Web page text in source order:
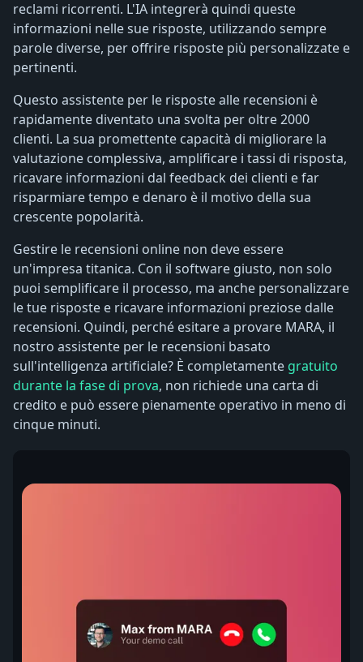
reclami ricorrenti. L'IA integrerà quindi queste
informazioni nelle sue risposte, utilizzando sempre
parole diverse, per offrire risposte più personalizzate e
pertinenti.
Questo assistente per le risposte alle recensioni è
rapidamente diventato una svolta per oltre 2000
clienti. La sua promettente capacità di migliorare la
valutazione complessiva, amplificare i tassi di risposta,
ricavare informazioni dal feedback dei clienti e far
risparmiare tempo e denaro è il motivo della sua
crescente popolarità.
Gestire le recensioni online non deve essere
un'impresa titanica. Con il software giusto, non solo
puoi semplificare il processo, ma anche personalizzare
le tue risposte e ricavare informazioni preziose dalle
recensioni. Quindi, perché esitare a provare MARA, il
nostro assistente per le recensioni basato
sull'intelligenza artificiale? È completamente gratuito
durante la fase di prova, non richiede una carta di
credito e può essere pienamente operativo in meno di
cinque minuti.